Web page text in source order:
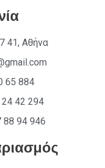
41, Αθήνα
65 884
42 294
88 94 946